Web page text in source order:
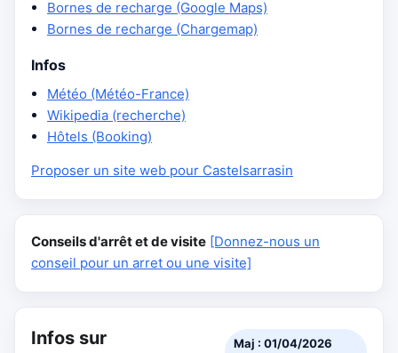
Bornes de recharge (Google Maps)
Bornes de recharge (Chargemap)
Infos
Météo (Météo-France)
Wikipedia (recherche)
Hôtels (Booking)
Proposer un site web pour Castelsarrasin
Conseils d'arrêt et de visite [Donnez-nous un
conseil pour un arret ou une visite]
Infos sur
Maj : 01/04/2026